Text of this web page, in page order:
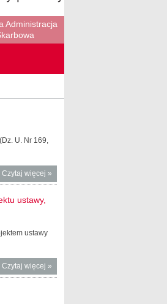
Administracja
U. Nr 169,
Czytaj więcej o Rejestr
podmiotów
»
ustawy,
ustawy
Czytaj więcej o Wzór
urzędowego
»